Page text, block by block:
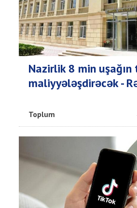
Nazirlik 8 min
maliyyələşdirəcək -
Toplum